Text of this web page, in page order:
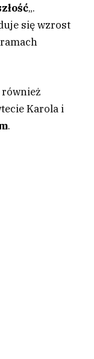
„.
się wzrost
również
Karola i
.